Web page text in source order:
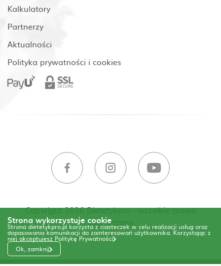
Kalkulatory
Partnerzy
Aktualności
Polityka prywatności i cookies
Copyright 2026 Dietetykpro - wszelkie prawa
zastrzeżone
Strona wykorzystuje cookie
Strona dietetykpro.pl korzysta z ciasteczek w celu realizacji usług oraz
dopasowania komunikacji do zainteresowań użytkownika. Korzystając z
niej akceptujesz Politykę Prywatności
Ok, zamknij